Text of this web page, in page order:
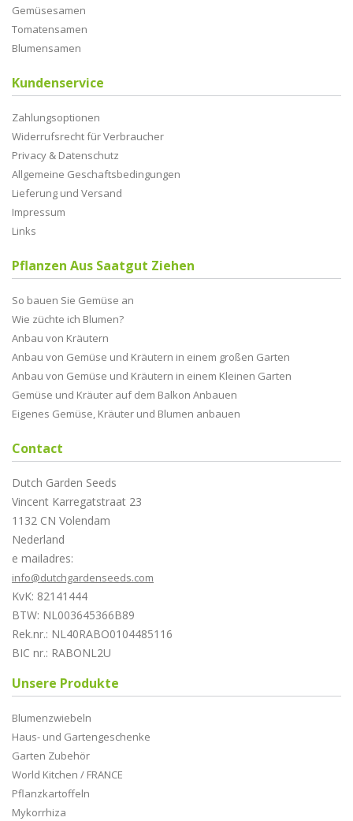
Gemüsesamen
Tomatensamen
Blumensamen
Kundenservice
Zahlungsoptionen
Widerrufsrecht für Verbraucher
Privacy & Datenschutz
Allgemeine Geschaftsbedingungen
Lieferung und Versand
Impressum
Links
Pflanzen Aus Saatgut Ziehen
So bauen Sie Gemüse an
Wie züchte ich Blumen?
Anbau von Kräutern
Anbau von Gemüse und Kräutern in einem großen Garten
Anbau von Gemüse und Kräutern in einem Kleinen Garten
Gemüse und Kräuter auf dem Balkon Anbauen
Eigenes Gemüse, Kräuter und Blumen anbauen
Contact
Dutch Garden Seeds
Vincent Karregatstraat 23
1132 CN Volendam
Nederland
e mailadres:
info@dutchgardenseeds.com
KvK: 82141444
BTW: NL003645366B89
Rek.nr.: NL40RABO0104485116
BIC nr.: RABONL2U
Unsere Produkte
Blumenzwiebeln
Haus- und Gartengeschenke
Garten Zubehör
World Kitchen / FRANCE
Pflanzkartoffeln
Mykorrhiza